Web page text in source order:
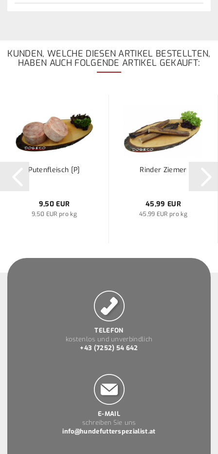
KUNDEN, WELCHE DIESEN ARTIKEL BESTELLTEN,
HABEN AUCH FOLGENDE ARTIKEL GEKAUFT:
Putenfleisch [P]
9,50 EUR
9,50 EUR pro kg
Rinder Ziemer
45,99 EUR
45,99 EUR pro kg
TELEFON
kostenlos und unverbindlich
+43 (7252) 54 642
E-MAIL
schreiben Sie uns
info@hundefutterspezialist.at